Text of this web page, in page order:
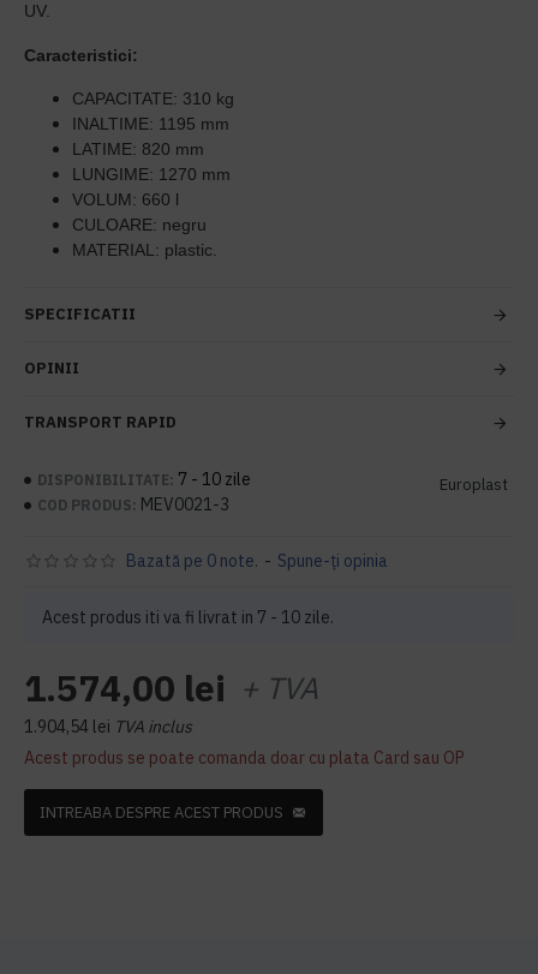
UV.
Caracteristici:
CAPACITATE: 310 kg
INALTIME: 1195 mm
LATIME: 820 mm
LUNGIME: 1270 mm
VOLUM: 660 l
CULOARE: negru
MATERIAL: plastic.
SPECIFICATII
OPINII
TRANSPORT RAPID
DISPONIBILITATE: 7 - 10 zile
COD PRODUS: MEV0021-3
Europlast
Acest produs iti va fi livrat in 7 - 10 zile.
Bazată pe 0 note. - Spune-ţi opinia
1.574,00 lei + TVA
1.904,54 lei TVA inclus
Acest produs se poate comanda doar cu plata Card sau OP
INTREABA DESPRE ACEST PRODUS